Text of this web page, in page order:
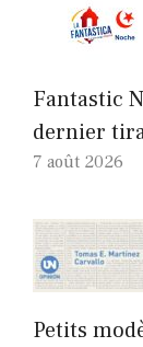
Fantastic
dernier
7 août 2026
Petits